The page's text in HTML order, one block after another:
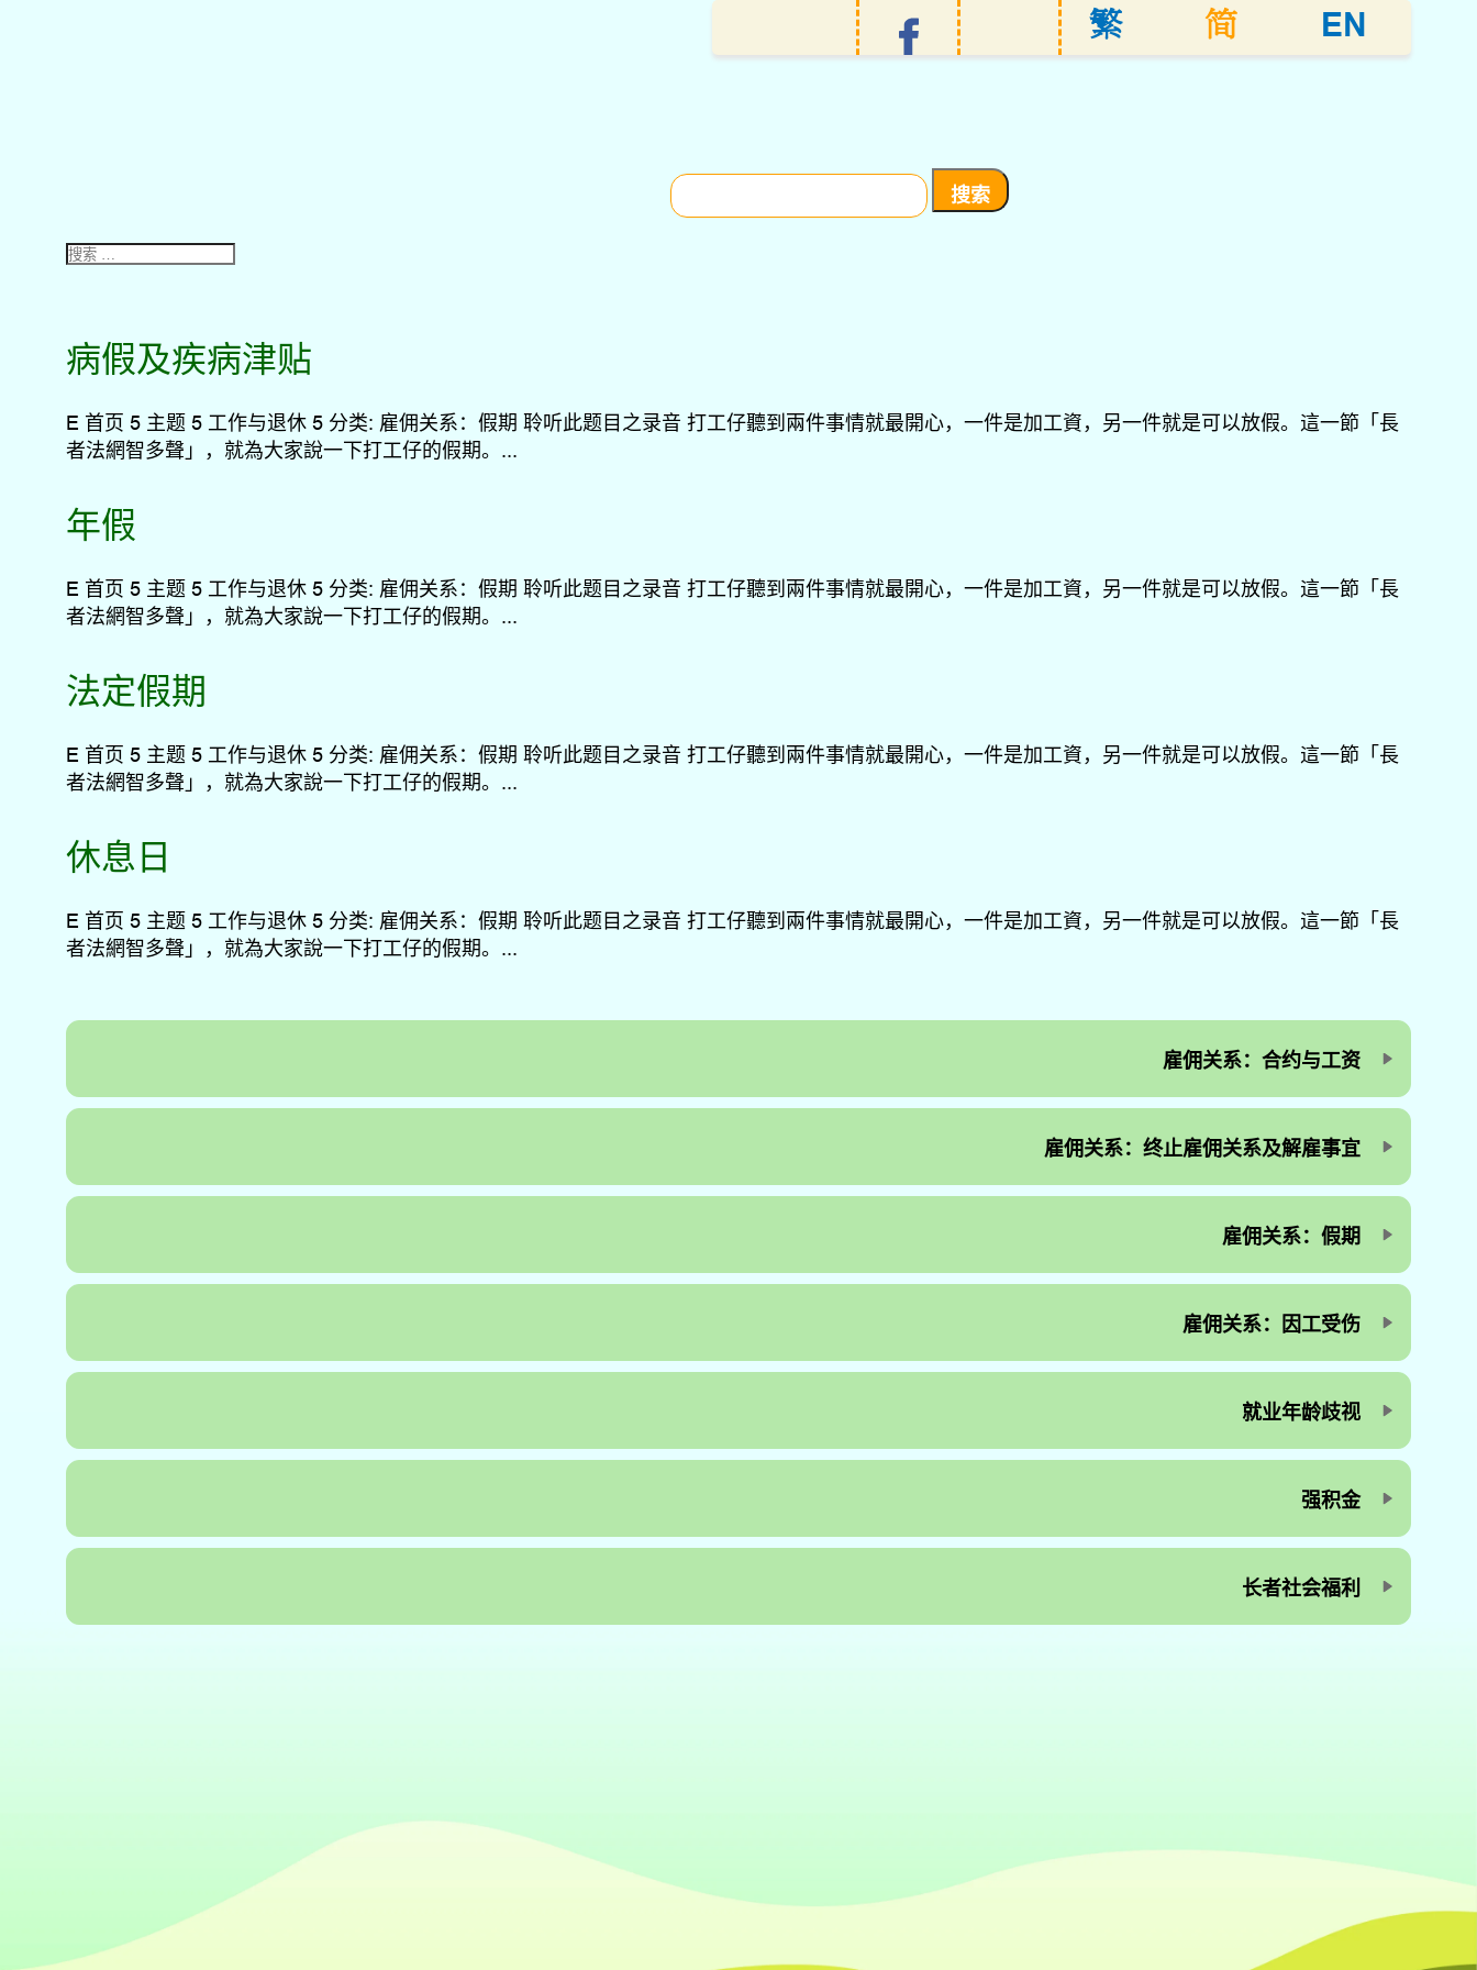
EN
简
繁
搜
索：
病假及疾病津贴
E 首页 5 主题 5 工作与退休 5 分类: 雇佣关系：假期 聆听此题目之录音 打工仔聽到兩件事情就最開心，一件是加工資，另一件就是可以放假。這一節「長
者法網智多聲」，就為大家說一下打工仔的假期。...
年假
E 首页 5 主题 5 工作与退休 5 分类: 雇佣关系：假期 聆听此题目之录音 打工仔聽到兩件事情就最開心，一件是加工資，另一件就是可以放假。這一節「長
者法網智多聲」，就為大家說一下打工仔的假期。...
法定假期
E 首页 5 主题 5 工作与退休 5 分类: 雇佣关系：假期 聆听此题目之录音 打工仔聽到兩件事情就最開心，一件是加工資，另一件就是可以放假。這一節「長
者法網智多聲」，就為大家說一下打工仔的假期。...
休息日
E 首页 5 主题 5 工作与退休 5 分类: 雇佣关系：假期 聆听此题目之录音 打工仔聽到兩件事情就最開心，一件是加工資，另一件就是可以放假。這一節「長
者法網智多聲」，就為大家說一下打工仔的假期。...
雇佣关系：合约与工资
雇佣关系：终止雇佣关系及解雇事宜
雇佣关系：假期
雇佣关系：因工受伤
就业年龄歧视
强积金
长者社会福利